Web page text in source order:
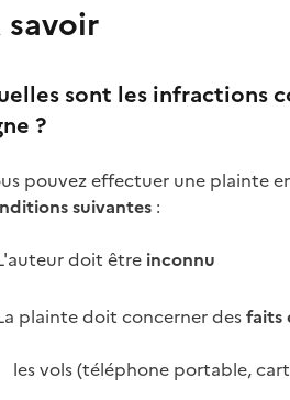
savoir
sont les infractions
?
pouvez effectuer une plainte
suivantes :
doit être inconnu
plainte doit concerner desfaits
les vols (téléphone portable,